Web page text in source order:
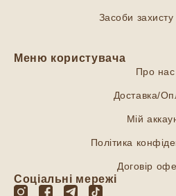
Засоби
Меню користувача
Про нас
Доставка/
Мій
Політика
Договір
Соціальні мережі